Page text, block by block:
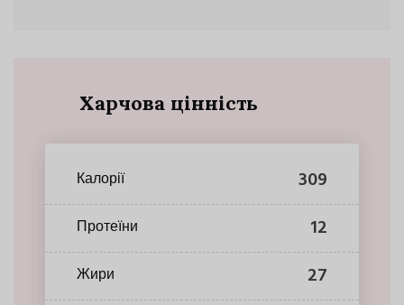
Харчова цінність
Калорії 309
Протеїни 12
Жири 27